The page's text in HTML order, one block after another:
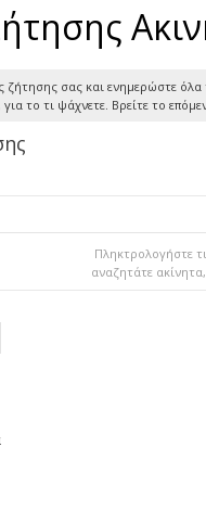
ζήτησης σας και ενημερώστε
το τι ψάχνετε. Βρείτε το
Πληκτρολογήστε
αναζητάτε